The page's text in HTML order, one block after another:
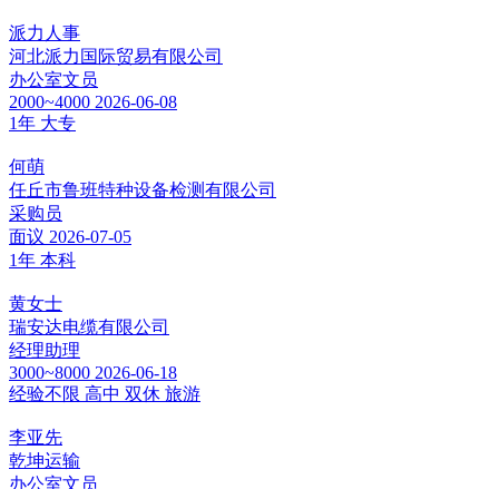
派力人事
河北派力国际贸易有限公司
办公室文员
2000~4000 2026-06-08
1年 大专
何萌
任丘市鲁班特种设备检测有限公司
采购员
面议 2026-07-05
1年 本科
黄女士
瑞安达电缆有限公司
经理助理
3000~8000 2026-06-18
经验不限 高中 双休 旅游
李亚先
乾坤运输
办公室文员